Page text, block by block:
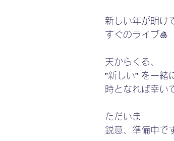
新しい年が明け
すぐのライブ🎍
天からくる、
”新しい” を一緒
時となれば幸い
ただいま
鋭意、準備中で